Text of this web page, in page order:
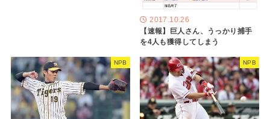
2017.10.26
【速報】巨人さん、うっかり捕手
を4人も獲得してしまう
NPB NPB